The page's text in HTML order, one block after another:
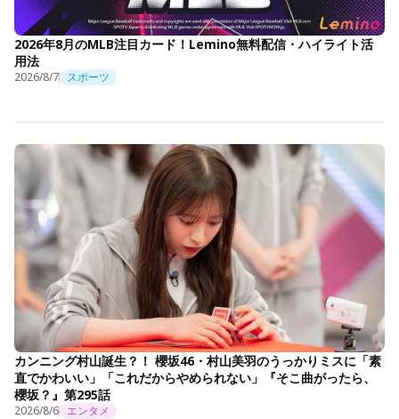
2026年8月のMLB注目カード！Lemino無料配信・ハイライト活
用法
2026/8/7 スポーツ
カンニング村山誕生？！ 櫻坂46・村山美羽のうっかりミスに「素
直でかわいい」「これだからやめられない」『そこ曲がったら、
櫻坂？』第295話
2026/8/6 エンタメ